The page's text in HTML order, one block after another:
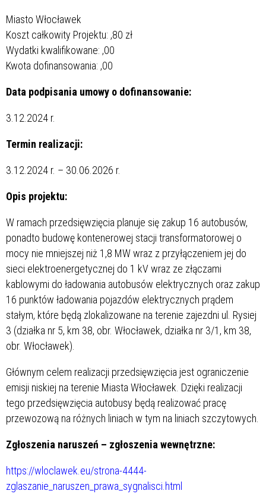
Miasto Włocławek
Koszt całkowity Projektu: ,80 zł
Wydatki kwalifikowane: ,00
Kwota dofinansowania: ,00
Data podpisania umowy o dofinansowanie:
3.12.2024 r.
Termin realizacji:
3.12.2024 r. – 30.06.2026 r.
Opis projektu:
W ramach przedsięwzięcia planuje się zakup 16 autobusów,
ponadto budowę kontenerowej stacji transformatorowej o
mocy nie mniejszej niż 1,8 MW wraz z przyłączeniem jej do
sieci elektroenergetycznej do 1 kV wraz ze złączami
kablowymi do ładowania autobusów elektrycznych oraz zakup
16 punktów ładowania pojazdów elektrycznych prądem
stałym, które będą zlokalizowane na terenie zajezdni ul. Rysiej
3 (działka nr 5, km 38, obr. Włocławek, działka nr 3/1, km 38,
obr. Włocławek).
Głównym celem realizacji przedsięwzięcia jest ograniczenie
emisji niskiej na terenie Miasta Włocławek. Dzięki realizacji
tego przedsięwzięcia autobusy będą realizować pracę
przewozową na różnych liniach w tym na liniach szczytowych.
Zgłoszenia naruszeń – zgłoszenia wewnętrzne:
https://wloclawek.eu/strona-4444-
zglaszanie_naruszen_prawa_sygnalisci.html